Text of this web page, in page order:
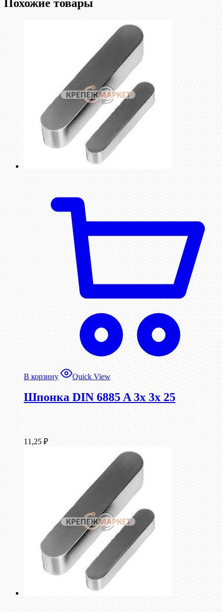
Похожие товары
В корзину Quick View
Шпонка DIN 6885 A 3x 3x 25
11,25 ₽